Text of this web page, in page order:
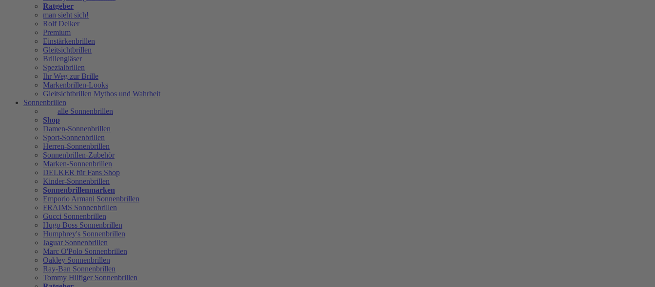
Ratgeber
man sieht sich!
Rolf Delker
Premium
Einstärkenbrillen
Gleitsichtbrillen
Brillengläser
Spezialbrillen
Ihr Weg zur Brille
Markenbrillen-Looks
Gleitsichtbrillen Mythos und Wahrheit
Sonnenbrillen
alle Sonnenbrillen
Shop
Damen-Sonnenbrillen
Sport-Sonnenbrillen
Herren-Sonnenbrillen
Sonnenbrillen-Zubehör
Marken-Sonnenbrillen
DELKER für Fans Shop
Kinder-Sonnenbrillen
Sonnenbrillenmarken
Emporio Armani Sonnenbrillen
FRAIMS Sonnenbrillen
Gucci Sonnenbrillen
Hugo Boss Sonnenbrillen
Humphrey's Sonnenbrillen
Jaguar Sonnenbrillen
Marc O'Polo Sonnenbrillen
Oakley Sonnenbrillen
Ray-Ban Sonnenbrillen
Tommy Hilfiger Sonnenbrillen